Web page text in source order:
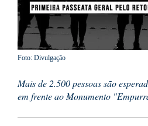
Foto: Divulgação
Mais de 2.500 pessoas são
em frente ao Monumento